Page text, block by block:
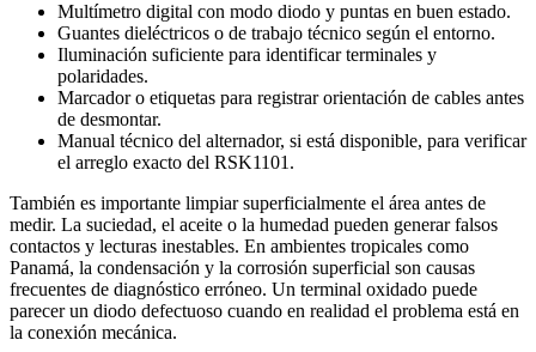
Multímetro digital con modo diodo y puntas en buen estado.
Guantes dieléctricos o de trabajo técnico según el entorno.
Iluminación suficiente para identificar terminales y
polaridades.
Marcador o etiquetas para registrar orientación de cables antes
de desmontar.
Manual técnico del alternador, si está disponible, para verificar
el arreglo exacto del RSK1101.
También es importante limpiar superficialmente el área antes de
medir. La suciedad, el aceite o la humedad pueden generar falsos
contactos y lecturas inestables. En ambientes tropicales como
Panamá, la condensación y la corrosión superficial son causas
frecuentes de diagnóstico erróneo. Un terminal oxidado puede
parecer un diodo defectuoso cuando en realidad el problema está en
la conexión mecánica.